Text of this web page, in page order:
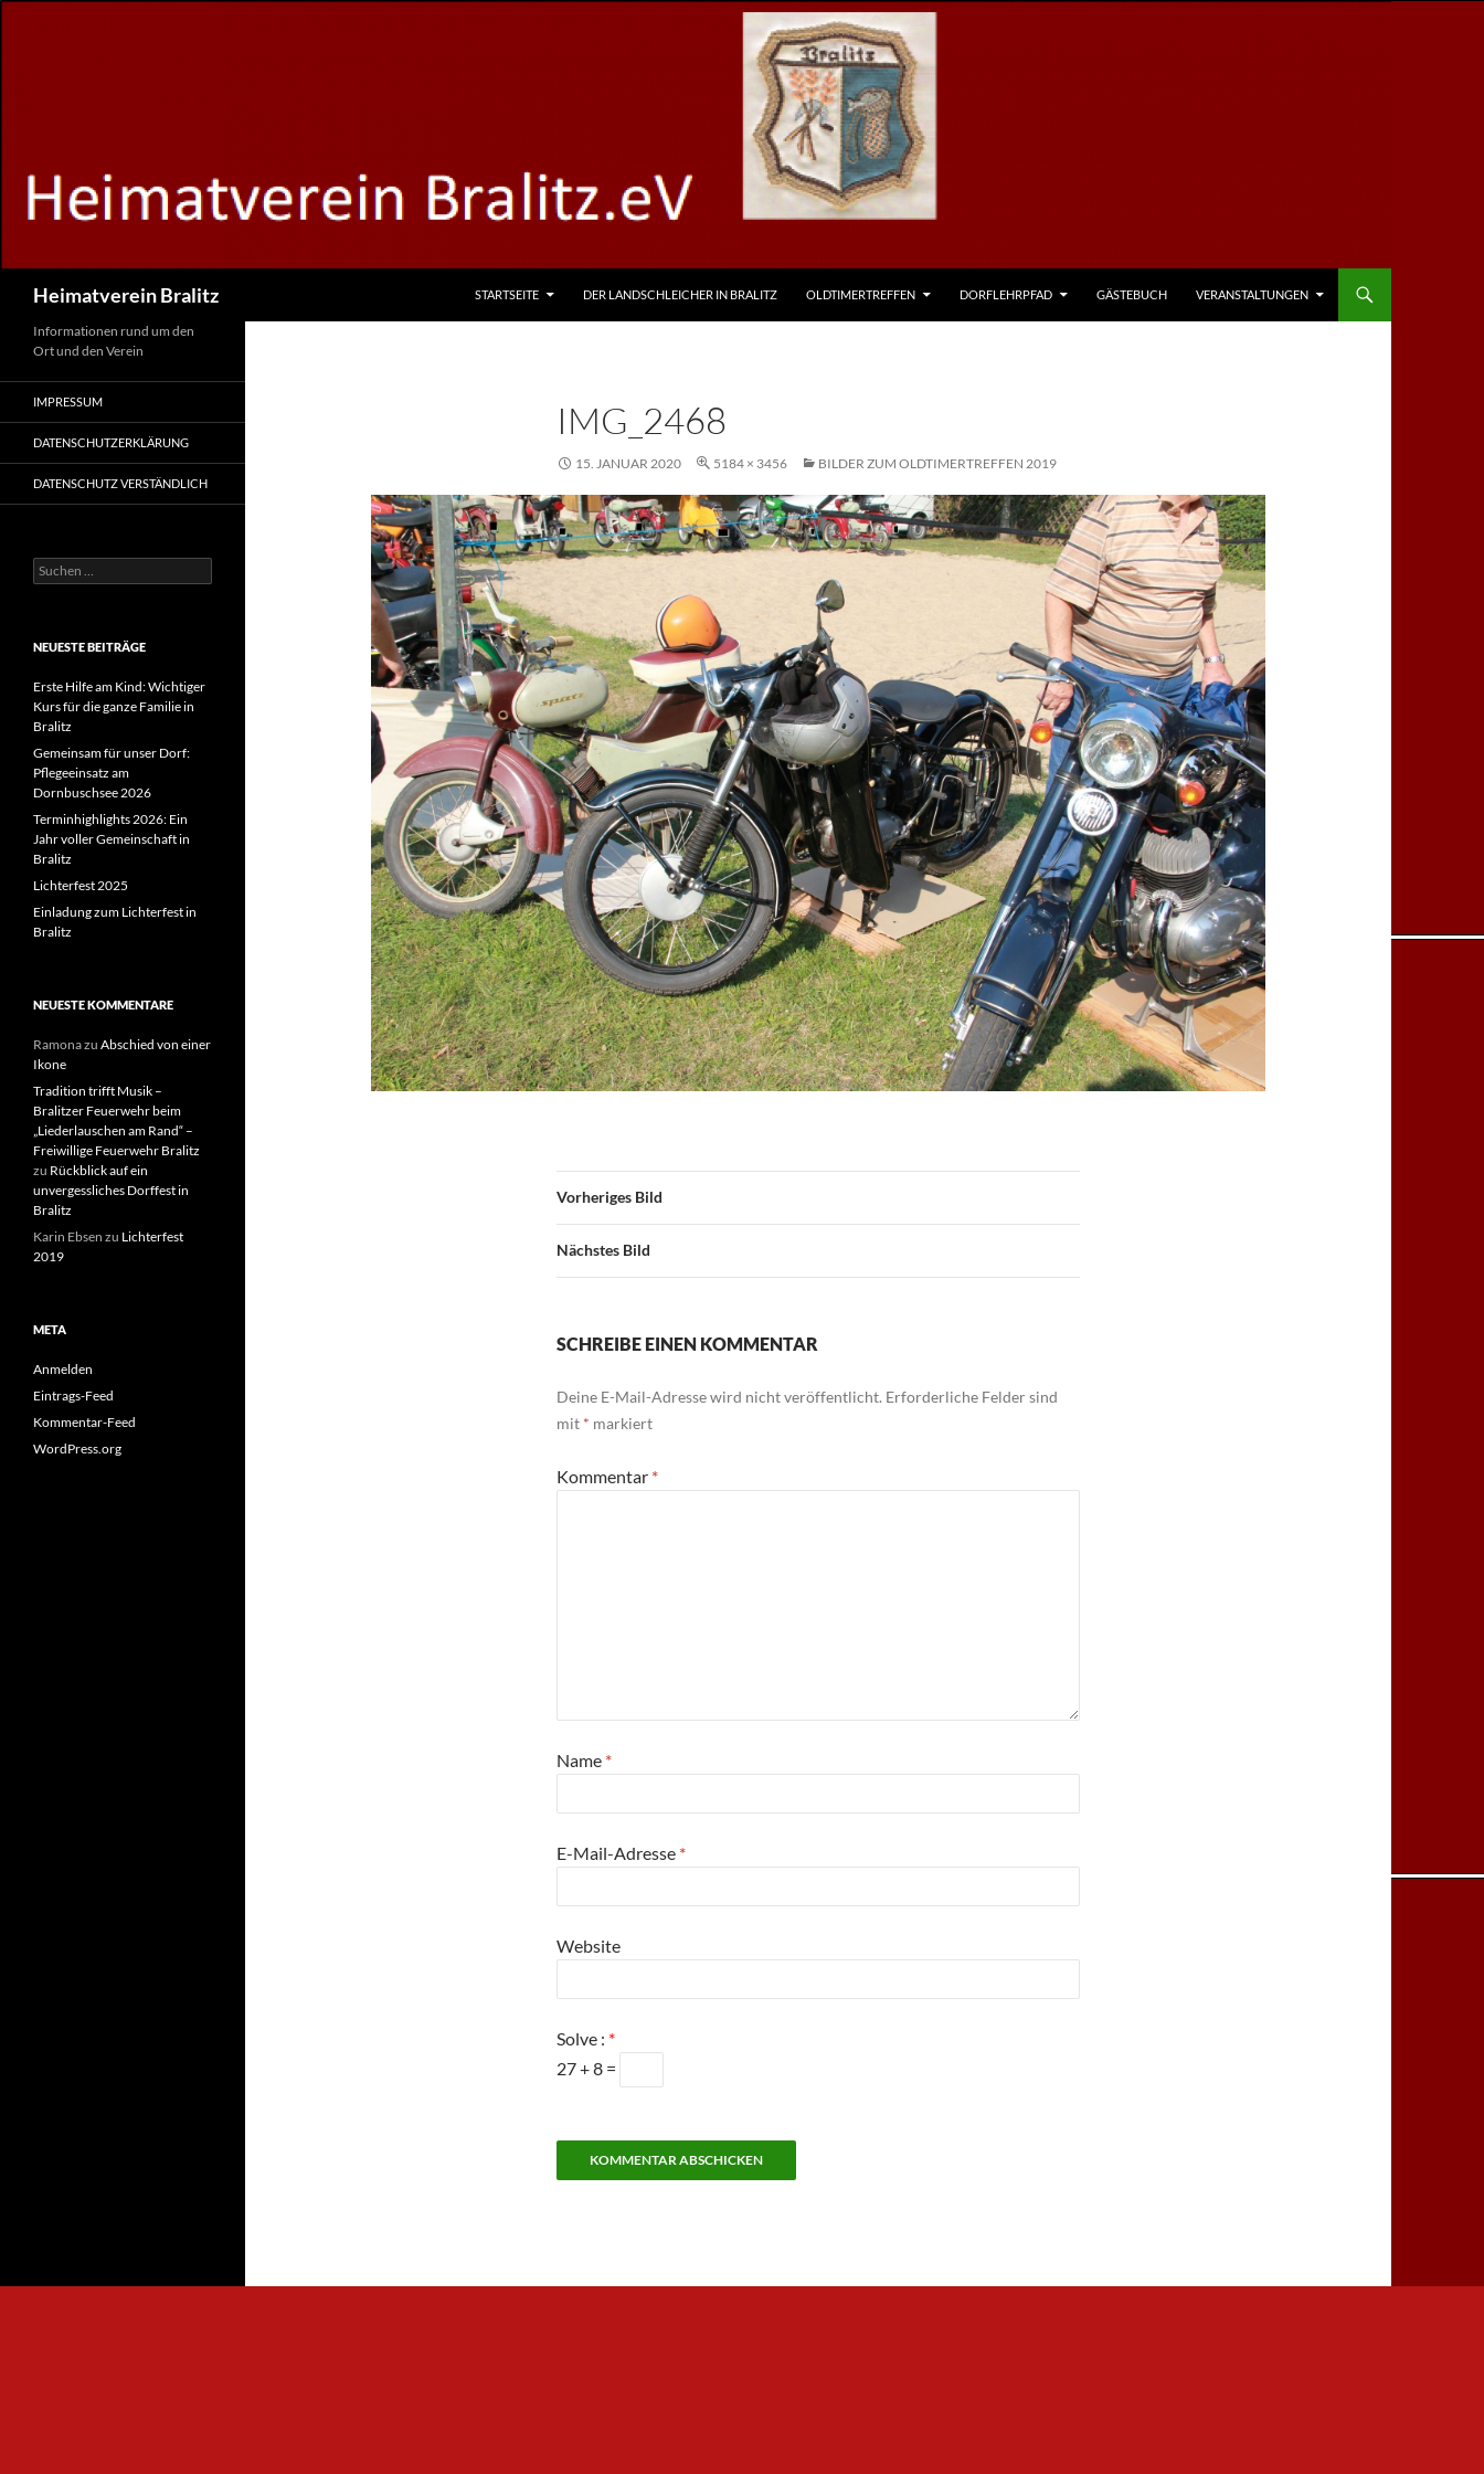
Heimatverein Bralitz STARTSEITE DER LANDSCHLEICHER IN BRALITZ OLDTIMERTREFFEN DORFLEHRPFAD GÄSTEBUCH VERANSTALTUNGEN
IMG_2468
15. JANUAR 2020 5184 × 3456 BILDER ZUM OLDTIMERTREFFEN 2019
Vorheriges Bild
Nächstes Bild
SCHREIBE EINEN KOMMENTAR
Deine E-Mail-Adresse wird nicht veröffentlicht. Erforderliche Felder sind
mit * markiert
Kommentar *
Name *
E-Mail-Adresse *
Website
Solve : *
27 + 8 =
Informationen rund um den
Ort und den Verein
IMPRESSUM
DATENSCHUTZERKLÄRUNG
DATENSCHUTZ VERSTÄNDLICH
Suchen
nach:
NEUESTE BEITRÄGE
Erste Hilfe am Kind: Wichtiger
Kurs für die ganze Familie in
Bralitz
Gemeinsam für unser Dorf:
Pflegeeinsatz am
Dornbuschsee 2026
Terminhighlights 2026: Ein
Jahr voller Gemeinschaft in
Bralitz
Lichterfest 2025
Einladung zum Lichterfest in
Bralitz
NEUESTE KOMMENTARE
Ramonazu Abschied von einer
Ikone
Tradition trifft Musik –
Bralitzer Feuerwehr beim
„Liederlauschen am Rand“ –
Freiwillige Feuerwehr Bralitz
zu Rückblick auf ein
unvergessliches Dorffest in
Bralitz
Karin Ebsen zu Lichterfest
2019
META
Anmelden
Eintrags-Feed
Kommentar-Feed
WordPress.org